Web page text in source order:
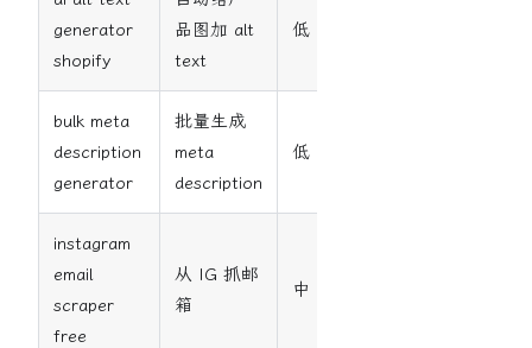
generator
shopify
品图加 alt
text
低
bulk meta
description
generator
批量生成
meta
description
低
instagram
email
scraper
free
从 IG 抓邮
箱
中